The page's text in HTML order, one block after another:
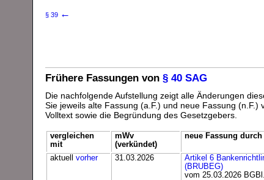
§ 39 ←
Frühere Fassungen von § 40 SAG
Die nachfolgende Aufstellung zeigt alle Änderungen
Sie jeweils alte Fassung (a.F.) und neue Fassung
Volltext sowie die Begründung des Gesetzgebers.
vergleichen
mit
mWv
(verkündet)
neue Fassung durch
aktuell vorher 31.03.2026
Artikel 6
(BRUBEG)
vom 25.03.2026